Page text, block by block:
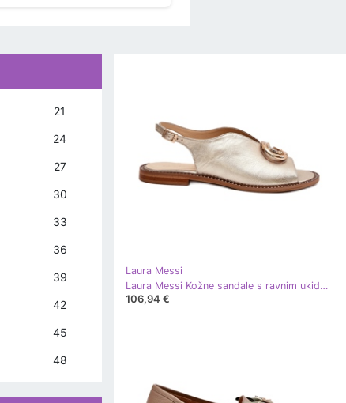
Laura Messi
Laura Messi Kožne sandale s ravnim ukidanjem s ukrasom Laure Messi 2865 Zlotys zlatni
106,94 €
21
24
27
30
33
36
39
42
45
48